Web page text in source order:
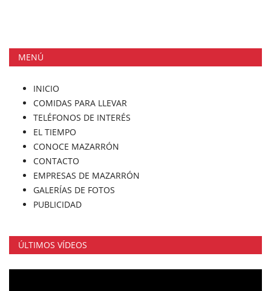
MENÚ
INICIO
COMIDAS PARA LLEVAR
TELÉFONOS DE INTERÉS
EL TIEMPO
CONOCE MAZARRÓN
CONTACTO
EMPRESAS DE MAZARRÓN
GALERÍAS DE FOTOS
PUBLICIDAD
ÚLTIMOS VÍDEOS